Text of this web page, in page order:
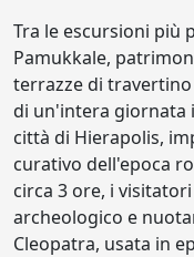
Tra le escursioni più
Pamukkale,
terrazze di
di un'intera giornata
città di Hierapolis,
curativo dell'epoca
circa 3 ore, i
archeologico e
Cleopatra, usata in